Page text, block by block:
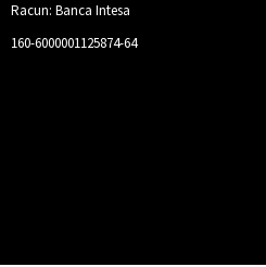
Racun: Banca Intesa
160-6000001125874-64